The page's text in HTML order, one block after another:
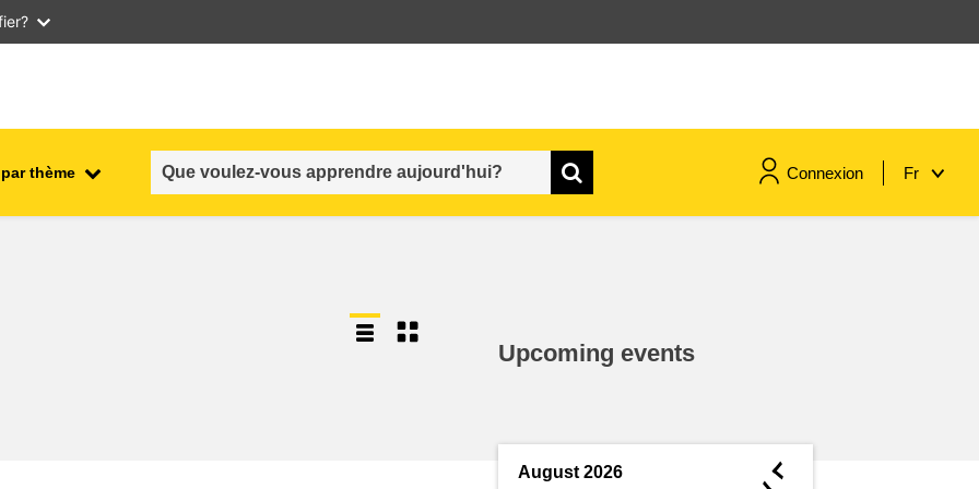
thème Connexion Fr
salubrité et sécurité alimentaire
connaissances
Upcoming events
August 2026 ◄